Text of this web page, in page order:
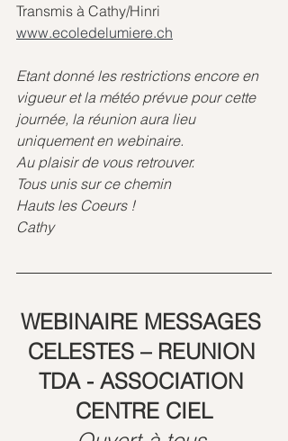
Transmis à Cathy/Hinri
www.ecoledelumiere.ch
Etant donné les restrictions encore en
vigueur et la météo prévue pour cette
journée, la réunion aura lieu
uniquement en webinaire.
Au plaisir de vous retrouver.
Tous unis sur ce chemin
Hauts les Coeurs !
Cathy
WEBINAIRE MESSAGES
CELESTES – REUNION
TDA - ASSOCIATION
CENTRE CIEL